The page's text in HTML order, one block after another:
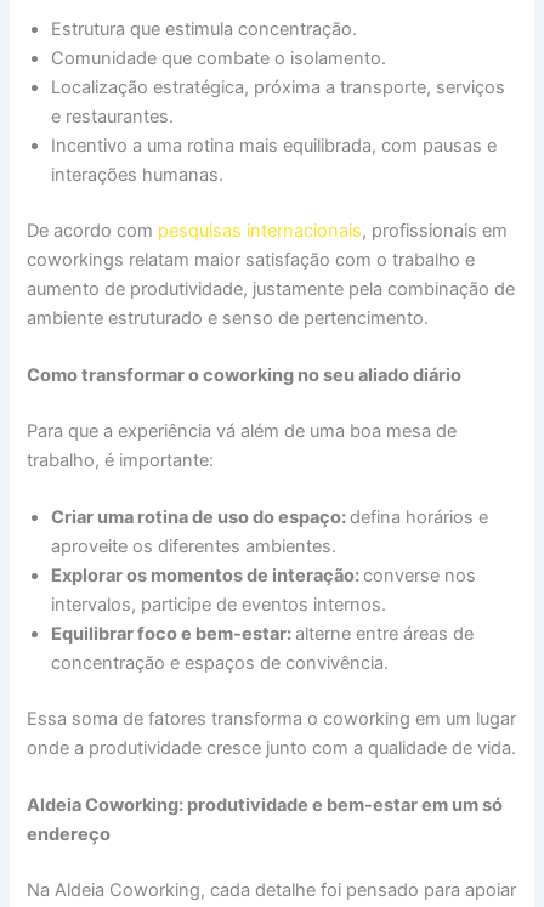
Estrutura que estimula concentração.
Comunidade que combate o isolamento.
Localização estratégica, próxima a transporte, serviços
e restaurantes.
Incentivo a uma rotina mais equilibrada, com pausas e
interações humanas.
De acordo com pesquisas internacionais, profissionais em
coworkings relatam maior satisfação com o trabalho e
aumento de produtividade, justamente pela combinação de
ambiente estruturado e senso de pertencimento.
Como transformar o coworking no seu aliado diário
Para que a experiência vá além de uma boa mesa de
trabalho, é importante:
Criar uma rotina de uso do espaço:defina horários e
aproveite os diferentes ambientes.
Explorar os momentos de interação:converse nos
intervalos, participe de eventos internos.
Equilibrar foco e bem-estar:alterne entre áreas de
concentração e espaços de convivência.
Essa soma de fatores transforma o coworking em um lugar
onde a produtividade cresce junto com a qualidade de vida.
Aldeia Coworking: produtividade e bem-estar em um só
endereço
Na Aldeia Coworking, cada detalhe foi pensado para apoiar